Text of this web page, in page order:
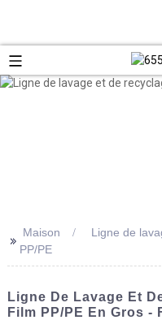
>> Maison
Ligne de
PP/PE
Ligne De Lavage Et
Film PP/PE En Gros